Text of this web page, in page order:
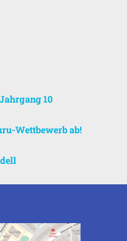
10
Wettbewerb ab!